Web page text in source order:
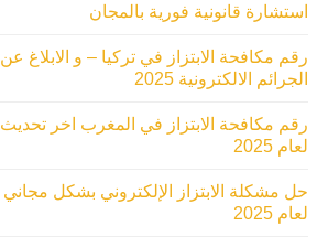
استشارة قانونية فورية بالمجان
رقم مكافحة الابتزاز في تركيا – و الابلاغ عن
الجرائم الالكترونية 2025
رقم مكافحة الابتزاز في المغرب اخر تحديث
لعام 2025
حل مشكلة الابتزاز الإلكتروني بشكل مجاني
لعام 2025